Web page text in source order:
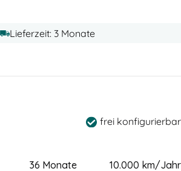
Lieferzeit: 3 Monate
frei konfigurierbar
36 Monate 10.000 km/Jahr